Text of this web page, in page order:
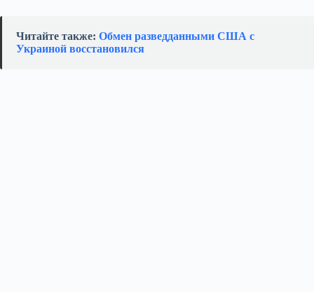
Читайте также: Обмен разведданными США с
Украиной восстановился